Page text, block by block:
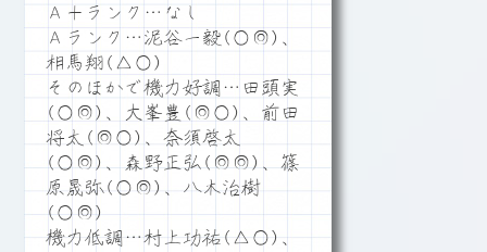
Ａ＋ランク…なし
Ａランク…泥谷一毅(○◎)、
相馬翔(△○)
そのほかで機力好調…田頭実
(○◎)、大峯豊(◎○)、前田
将太(◎○)、奈須啓太
(○◎)、森野正弘(◎◎)、篠
原晟弥(○◎)、八木治樹
(○◎)
機力低調…村上功祐(△○)、